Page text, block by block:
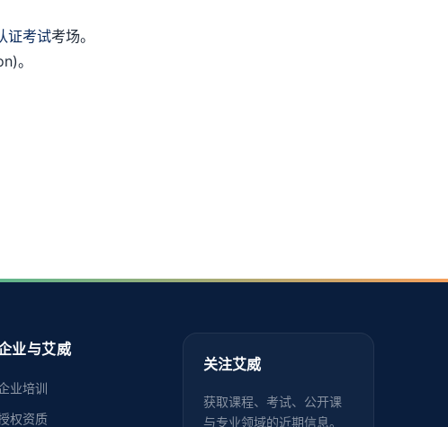
证考试考场。
。
业与艾威
业培训
权资质
关注艾威
获取课程、考试、公开课
与专业领域的近期信息。